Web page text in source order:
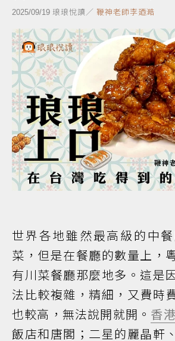
2025/09/19 琅琅悅讀／ 鞭神老師李廼澔
世界各地雖然最高級的中
菜，但是在餐廳的數量上，
有川菜餐廳那麼地多。這是
法比較複雜，精細，又費時
也較高，無法說開就開。 香港
飯店和唐閣；二星的麗晶軒